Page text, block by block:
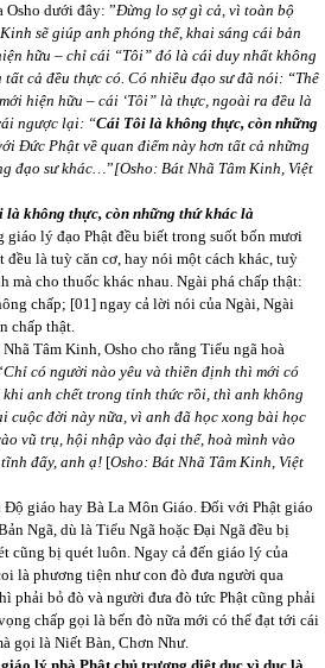
Osho dưới đây: ”Đừng lo sợ gì cả, vì toàn bộ
sẽ giúp anh phóng thể, khai sáng cái bản
hữu – chỉ cái “Tôi” đó là cái duy nhất không
cả đều thực có. Có nhiều đạo sư đã nói: “Thế
hiện hữu – cái ‘Tôi” là thực, ngoài ra đều là
ngược lại: “Cái Tôi là không thực, còn những
Đức Phật về quan điểm này hơn tất cả những
đạo sư khác…”[Osho: Bát Nhã Tâm Kinh, Việt
là không thực, còn những thứ khác là
giáo lý đạo Phật đều biết trong suốt bốn mươi
đều là tuỳ căn cơ, hay nói một cách khác, tuỳ
mà cho thuốc khác nhau. Ngài phá chấp thật:
chấp; [01] ngay cả lời nói của Ngài, Ngài
chấp thật.
Tâm Kinh, Osho cho rằng Tiểu ngã hoà
Chỉ có người nào yêu và thiền định thì mới có
anh chết trong tỉnh thức rồi, thì anh không
đời này nữa, vì anh đã học xong bài học
vũ trụ, hội nhập vào đại thể, hoà mình vào
đấy, anh ạ! [Osho: Bát Nhã Tâm Kinh, Việt
giáo hay Bà La Môn Giáo. Đối với Phật giáo
Ngã, dù là Tiểu Ngã hoặc Đại Ngã đều bị
cũng bị quét luôn. Ngay cả đến giáo lý của
là phương tiện như con đò đưa người qua
phải bỏ đò và người đưa đò tức Phật cũng phải
chấp gọi là bến đò nữa mới có thể đạt tới cái
gọi là Niết Bàn, Chơn Như.